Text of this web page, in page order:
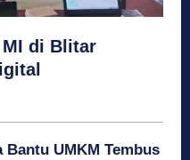
MI di Blitar
Bantu UMKM Tembus